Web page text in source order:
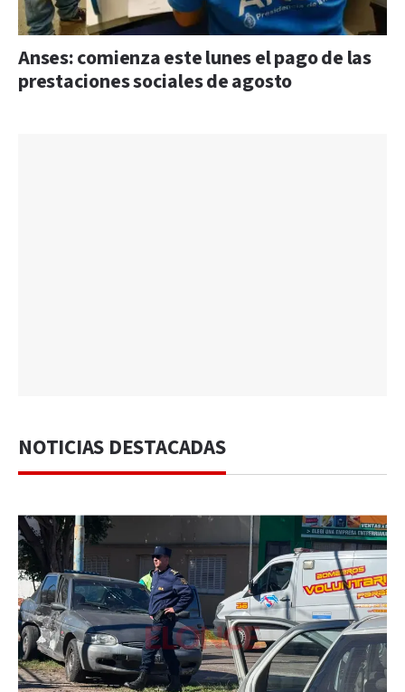
Anses: comienza este lunes el pago de las
prestaciones sociales de agosto
NOTICIAS DESTACADAS